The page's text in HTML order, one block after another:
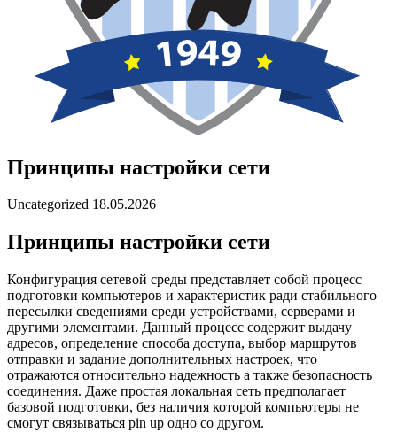
Принципы настройки сети
Uncategorized 18.05.2026
Принципы настройки сети
Конфигурация сетевой среды представляет собой процесс
подготовки компьютеров и характеристик ради стабильного
пересылки сведениями среди устройствами, серверами и
другими элементами. Данный процесс содержит выдачу
адресов, определение способа доступа, выбор маршрутов
отправки и задание дополнительных настроек, что
отражаются относительно надежность а также безопасность
соединения. Даже простая локальная сеть предполагает
базовой подготовки, без наличия которой компьютеры не
смогут связываться pin up одно со другом.